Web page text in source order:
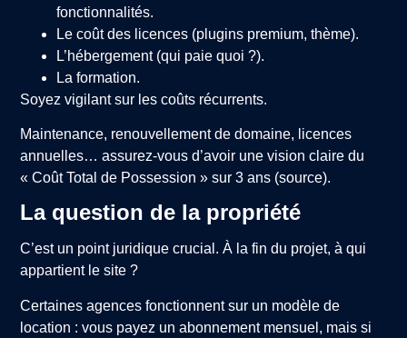
fonctionnalités.
Le coût des licences (plugins premium, thème).
L’hébergement (qui paie quoi ?).
La formation.
Soyez vigilant sur les coûts récurrents.
Maintenance, renouvellement de domaine, licences
annuelles… assurez-vous d’avoir une vision claire du
« Coût Total de Possession » sur 3 ans (source).
La question de la propriété
C’est un point juridique crucial. À la fin du projet, à qui
appartient le site ?
Certaines agences fonctionnent sur un modèle de
location : vous payez un abonnement mensuel, mais si